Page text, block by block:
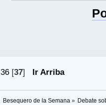
36 [37] Ir Arriba
Besequero de la Semana » Debate